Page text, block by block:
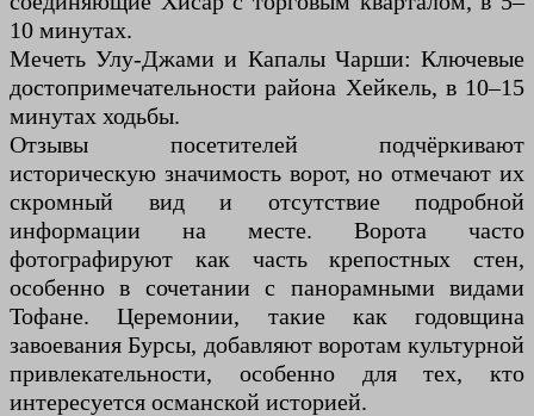
10 минутах.
Мечеть Улу-Джами и Капалы Чарши: Ключевые
достопримечательности района Хейкель, в 10–15
минутах ходьбы.
Отзывы посетителей подчёркивают
историческую значимость ворот, но отмечают их
скромный вид и отсутствие подробной
информации на месте. Ворота часто
фотографируют как часть крепостных стен,
особенно в сочетании с панорамными видами
Тофане. Церемонии, такие как годовщина
завоевания Бурсы, добавляют воротам культурной
привлекательности, особенно для тех, кто
интересуется османской историей.